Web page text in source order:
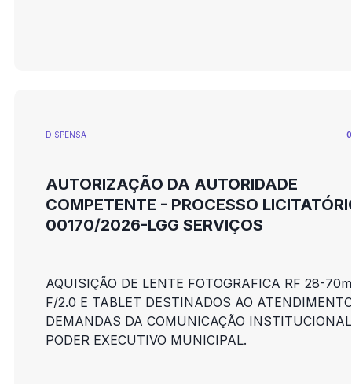
DISPENSA
AUTORIZAÇÃO DA AUTORIDADE
COMPETENTE - PROCESSO
00170/2026-LGG SERVIÇOS
AQUISIÇÃO DE LENTE FOTOGRAFICA RF 28-
F/2.0 E TABLET DESTINADOS AO
DEMANDAS DA COMUNICAÇÃO
PODER EXECUTIVO MUNICIPAL.